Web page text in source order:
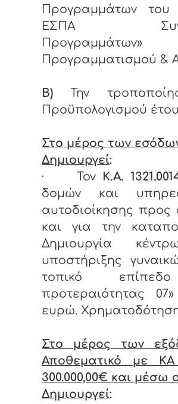
Προγραμμάτων του
ΕΣΠΑ
Προγραμματισμού &
Β)Την
Προϋπολογισμού
Στο μέρος των
Δημιουργεί:
·
Τον Κ.Α.
δομών και
αυτοδιοίκησης προς
και για την
Δημιουργία
υποστήριξης
τοπικό
προτεραιότητας
ευρώ.
Στο μέρος των
Αποθεματικό με
300.000,00€ και μέσω
Δημιουργεί: